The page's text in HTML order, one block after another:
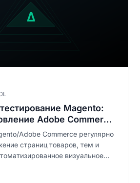
Magento:
Adobe Commerce
витрины
Adobe Commerce регулярно
страниц товаров, тем и
визуальное
в каталоге из сотен